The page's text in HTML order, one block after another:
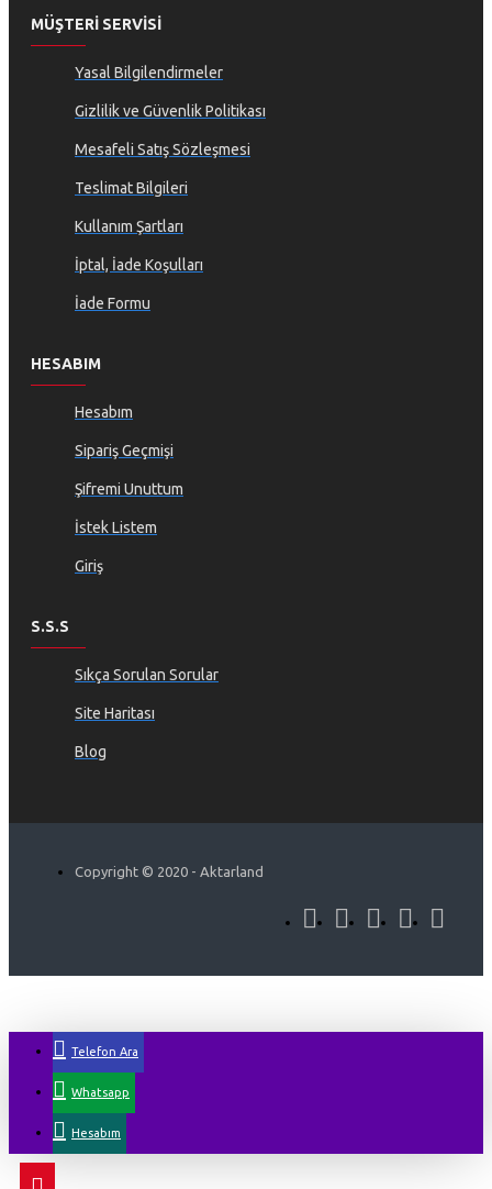
MÜŞTERI SERVISI
Yasal Bilgilendirmeler
Gizlilik ve Güvenlik Politikası
Mesafeli Satış Sözleşmesi
Teslimat Bilgileri
Kullanım Şartları
İptal, İade Koşulları
İade Formu
HESABIM
Hesabım
Sipariş Geçmişi
Şifremi Unuttum
İstek Listem
Giriş
S.S.S
Sıkça Sorulan Sorular
Site Haritası
Blog
Copyright © 2020 - Aktarland
Telefon Ara
Whatsapp
Hesabım